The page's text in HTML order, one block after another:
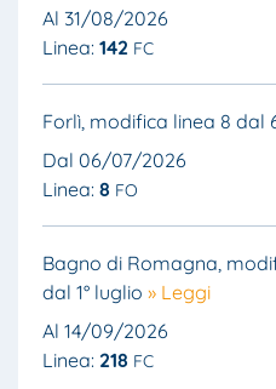
Al 31/08/2026
Linea: 142 FC
Forlì, modifica linea 8 dal
Dal 06/07/2026
Linea: 8 FO
Bagno di Romagna,
dal 1° luglio » Leggi
Al 14/09/2026
Linea: 218 FC